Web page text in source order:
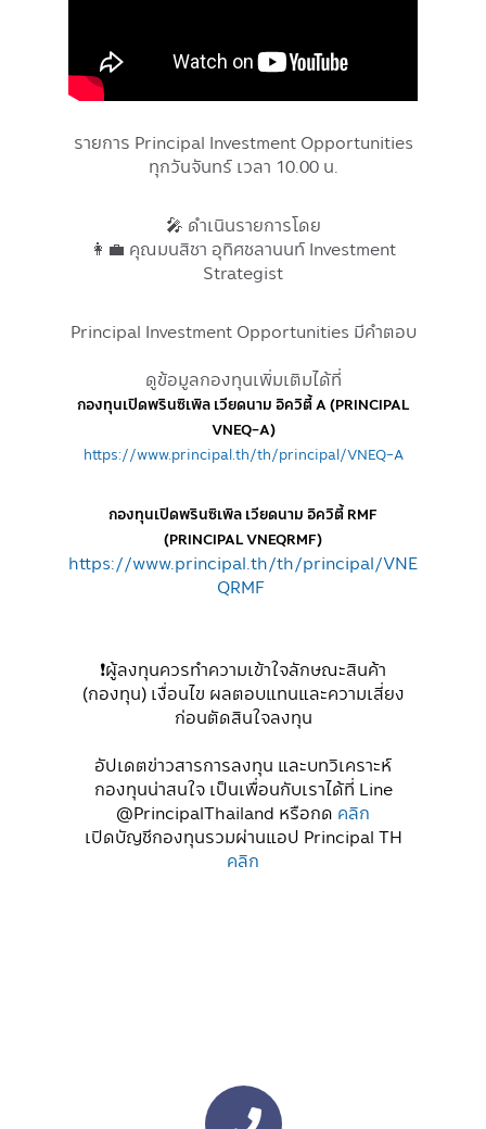
รายการ Principal Investment Opportunities
ทุกวันจันทร์ เวลา 10.00 น.
🎤 ดำเนินรายการโดย
👩‍💼 คุณมนสิชา อุทิศชลานนท์ Investment
Strategist
Principal Investment Opportunities มีคำตอบ
ดูข้อมูลกองทุนเพิ่มเติมได้ที่
กองทุนเปิดพรินซิเพิล เวียดนาม อิควิตี้A (PRINCIPAL
VNEQ-A)
https://www.principal.th/th/principal/VNEQ-A
กองทุนเปิดพรินซิเพิล เวียดนาม อิควิตี้ RMF
(PRINCIPAL VNEQRMF)
https://www.principal.th/th/principal/VNE
QRMF
❗️ผู้ลงทุนควรทำความเข้าใจลักษณะสินค้า
(กองทุน) เงื่อนไข ผลตอบแทนและความเสี่ยง
ก่อนตัดสินใจลงทุน
อัปเดตข่าวสารการลงทุน และบทวิเคราะห์
กองทุนน่าสนใจ เป็นเพื่อนกับเราได้ที่ Line
@PrincipalThailand หรือกด คลิก
เปิดบัญชีกองทุนรวมผ่านแอป Principal TH
คลิก